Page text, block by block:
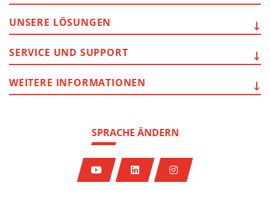
SPRACHE ÄNDERN
UNSERE LÖSUNGEN
SERVICE UND SUPPORT
WEITERE INFORMATIONEN